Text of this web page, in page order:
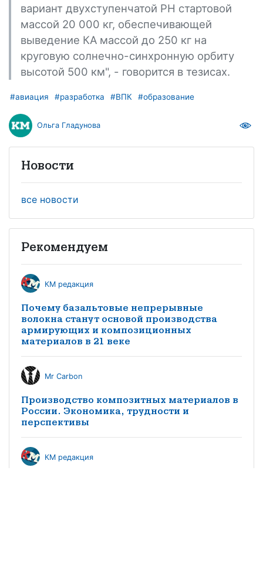
вариант двухступенчатой РН стартовой
массой 20 000 кг, обеспечивающей
выведение КА массой до 250 кг на
круговую солнечно-синхронную орбиту
высотой 500 км", - говорится в тезисах.
#авиация #разработка #ВПК #образование
Ольга Гладунова
Новости
все новости
Рекомендуем
КМ редакция
Почему базальтовые непрерывные
волокна станут основой производства
армирующих и композиционных
материалов в 21 веке
Mr Carbon
Производство композитных материалов в
России. Экономика, трудности и
перспективы
КМ редакция